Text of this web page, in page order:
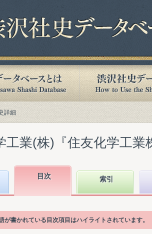
詳細
工業(株)『住友化学工業
目次 索引
が書かれている目次項目はハイライトされています。